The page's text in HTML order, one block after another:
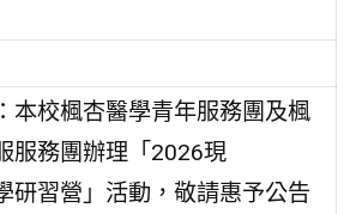
本校楓杏醫學青年服務團及楓
服務團辦理「2026現
研習營」活動，敬請惠予公告